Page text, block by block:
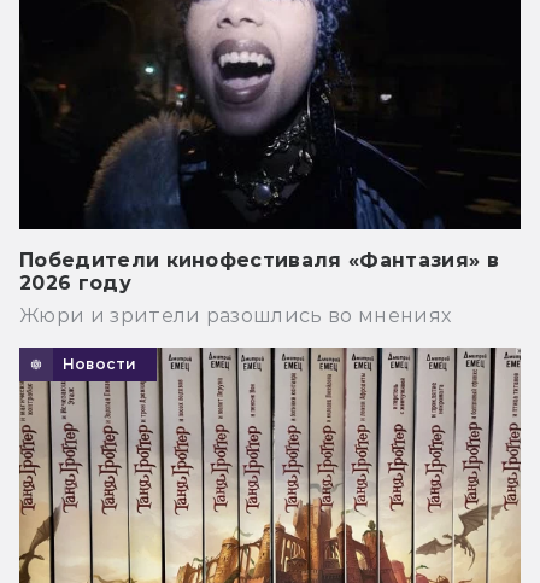
Победители кинофестиваля «Фантазия» в
2026 году
Жюри и зрители разошлись во мнениях
Новости